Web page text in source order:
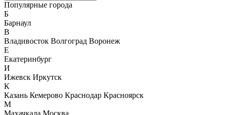
Популярные города
Б
Барнаул
В
Владивосток Волгоград Воронеж
Е
Екатеринбург
И
Ижевск Иркутск
К
Казань Кемерово Краснодар Красноярск
М
Махачкала Москва